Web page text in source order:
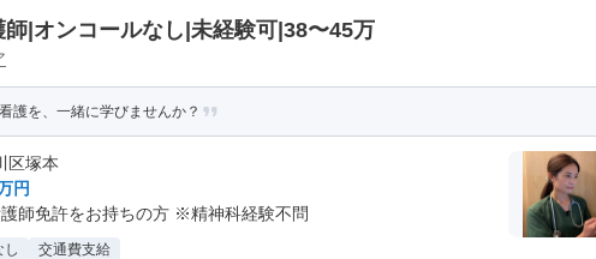
|オンコールなし|未経験可|38〜45万
護を、一緒に学びませんか？
区塚本
円
師免許をお持ちの方 ※精神科経験不問
し 交通費支給